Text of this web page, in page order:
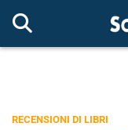
RECENSIONI DI LIBRI